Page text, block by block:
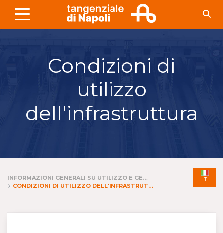
Skip to Main Content
Condizioni di
utilizzo
dell'infrastruttura
INFORMAZIONI GENERALI SU UTILIZZO E GESTIONE DELL'INFRASTRUTTURA E DEI SERVIZI
CONDIZIONI DI UTILIZZO DELL'INFRASTRUTTURA
IT